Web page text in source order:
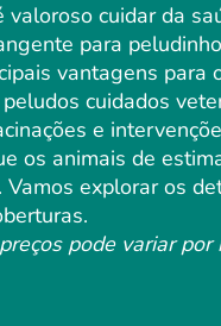
cuidar da
para
vantagens para
cuidados
e
os animais de
explorar os
pode variar por